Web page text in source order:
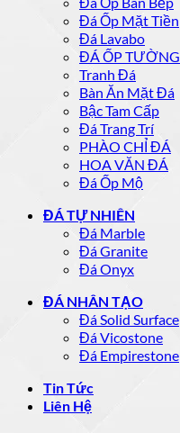
Đá Ốp Mặt Tiền
Đá Lavabo
ĐÁ ỐP TƯỜNG
Tranh Đá
Bàn Ăn Mặt Đá
Bậc Tam Cấp
Đá Trang Trí
PHÀO CHỈ ĐÁ
HOA VĂN ĐÁ
Đá Ốp Mộ
ĐÁ TỰ NHIÊN
Đá Marble
Đá Granite
Đá Onyx
ĐÁ NHÂN TẠO
Đá Solid Surface
Đá Vicostone
Đá Empirestone
Tin Tức
Liên Hệ